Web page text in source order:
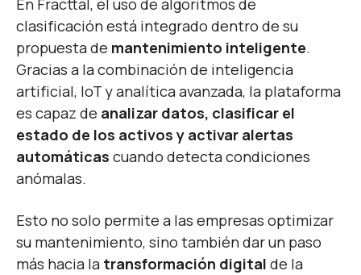
En Fracttal, el uso de algoritmos de
clasificación está integrado dentro de su
propuesta de mantenimiento inteligente.
Gracias a la combinación de inteligencia
artificial, IoT y analítica avanzada, la plataforma
es capaz de analizar datos, clasificar el
estado de los activos y activar alertas
automáticas cuando detecta condiciones
anómalas.
Esto no solo permite a las empresas optimizar
su mantenimiento, sino también dar un paso
más hacia la transformación digital de la